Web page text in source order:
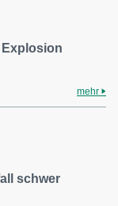
Explosion
mehr
schwer